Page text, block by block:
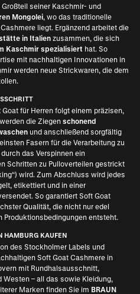
seiner Kaschmir- und
Mongolei, wo das traditionelle
liegt. Ergänzend arbeitet die
in Italien zusammen, die sich
Kaschmir spezialisiert hat. So
mit nachhaltigen Innovationen in
werden neue Strickwaren, die dem
für Herren folgt einem präzisen,
die Ziegen schonend
und anschließend sorgfältig
Fasern für die Verarbeitung zu
das Verspinnen ein
Schritten zu Pulloverteilen gestrickt
wird. Zum Abschluss wird jedes
etikettiert und in einer
So garantiert Soft Goat
Qualität, die nicht nur edel
Produktionsbedingungen entsteht.
HAMBURG KAUFEN
des Stockholmer Labels und
Soft Goat Cashmere in
mit Rundhalsausschnitt,
– all das sowie Kleidung,
Marken finden Sie im BRAUN